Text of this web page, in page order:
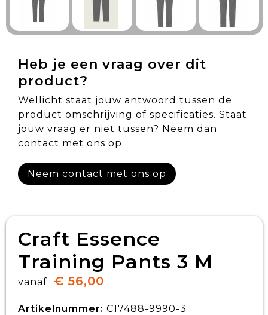
Heb je een vraag over dit
product?
Wellicht staat jouw antwoord tussen de
product omschrijving of specificaties. Staat
jouw vraag er niet tussen? Neem dan
contact met ons op
Neem contact met ons op
Craft Essence
Training Pants 3 M
vanaf € 56,00
Artikelnummer: C17488-9990-3